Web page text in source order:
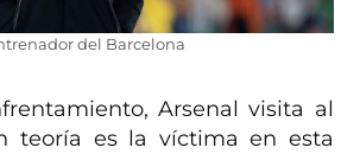
del Barcelona
Arsenal visita al
teoría es la víctima en esta